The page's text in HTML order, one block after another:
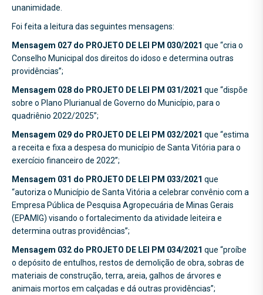
unanimidade.
Foi feita a leitura das seguintes mensagens:
Mensagem 027 do PROJETO DE LEI PM 030/2021 que “cria o
Conselho Municipal dos direitos do idoso e determina outras
providências”;
Mensagem 028 do PROJETO DE LEI PM 031/2021 que “dispõe
sobre o Plano Plurianual de Governo do Município, para o
quadriênio 2022/2025”;
Mensagem 029 do PROJETO DE LEI PM 032/2021 que “estima
a receita e fixa a despesa do município de Santa Vitória para o
exercício financeiro de 2022”;
Mensagem 031 do PROJETO DE LEI PM 033/2021 que
“autoriza o Município de Santa Vitória a celebrar convênio com a
Empresa Pública de Pesquisa Agropecuária de Minas Gerais
(EPAMIG) visando o fortalecimento da atividade leiteira e
determina outras providências”;
Mensagem 032 do PROJETO DE LEI PM 034/2021 que “proíbe
o depósito de entulhos, restos de demolição de obra, sobras de
materiais de construção, terra, areia, galhos de árvores e
animais mortos em calçadas e dá outras providências”;